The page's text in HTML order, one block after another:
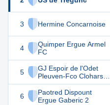
3 Hermine Concarnoise
4
Quimper Ergue Armel
FC
5
GJ Espoir de l'Odet
Pleuven-Fco Clohars-
Fouesnant
6
Paotred Dispount
Ergue Gaberic 2
13 10
12 10
9
4